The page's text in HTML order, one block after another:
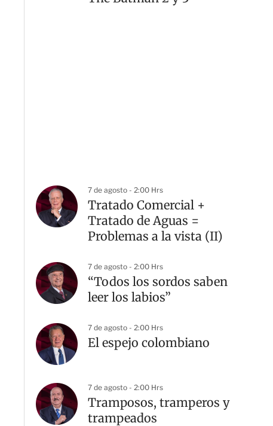
7 de agosto - 2:00 Hrs
Tratado Comercial +
Tratado de Aguas =
Problemas a la vista (II)
7 de agosto - 2:00 Hrs
“Todos los sordos saben
leer los labios”
7 de agosto - 2:00 Hrs
El espejo colombiano
7 de agosto - 2:00 Hrs
Tramposos, tramperos y
trampeados